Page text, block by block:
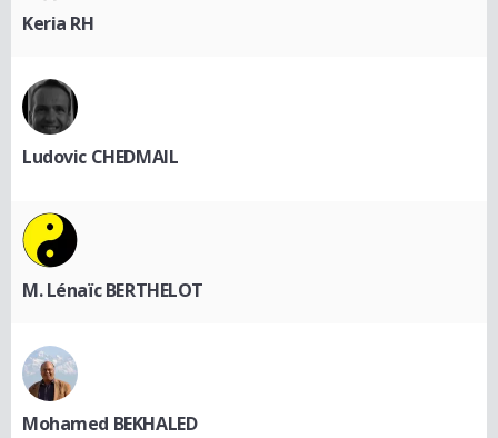
Keria RH
Ludovic CHEDMAIL
M. Lénaïc BERTHELOT
Mohamed BEKHALED